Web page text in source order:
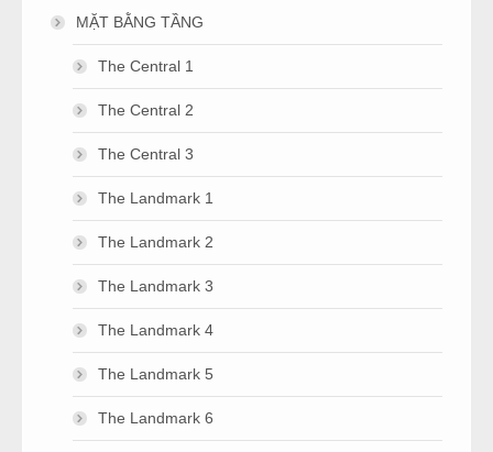
MẶT BẰNG TẦNG
The Central 1
The Central 2
The Central 3
The Landmark 1
The Landmark 2
The Landmark 3
The Landmark 4
The Landmark 5
The Landmark 6